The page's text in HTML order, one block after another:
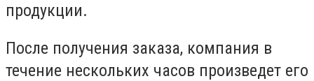
продукции.
После получения заказа, компания в
течение нескольких часов произведет его